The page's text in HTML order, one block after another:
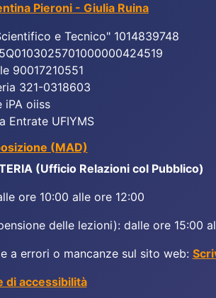
Pieroni - Giulia Ruina
e Tecnico" 1014839748
90017210551
321-0318603
iPA oiiss
Entrate UFIYMS
(MAD)
(Ufficio Relazioni col Pubblico)
ore 10:00 alle ore 12:00
delle lezioni): dalle ore 15:00
e a errori o mancanze sul sito web:
di accessibilità